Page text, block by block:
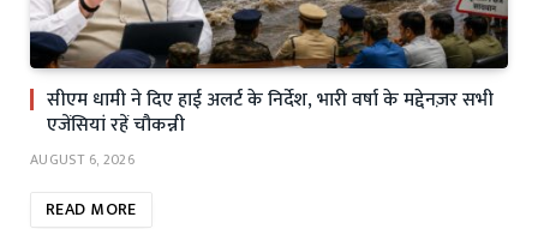
सीएम धामी ने दिए हाई अलर्ट के निर्देश, भारी वर्षा के मद्देनज़र सभी
एजेंसियां रहें चौकन्नी
AUGUST 6, 2026
READ MORE